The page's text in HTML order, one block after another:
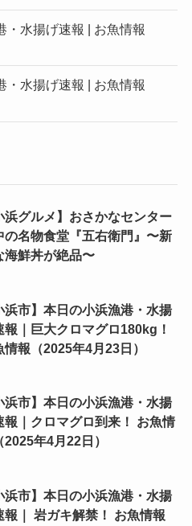
・水揚げ速報 | お魚情報
・水揚げ速報 | お魚情報
浜グルメ】おさかなセンター
の名物食堂『五右衛門』〜新
海鮮丼が絶品〜
浜市】本日の小浜漁港・水揚
報｜巨大クロマグロ180kg！
情報（2025年4月23日）
浜市】本日の小浜漁港・水揚
報｜クロマグロ到来！ お魚情
2025年4月22日）
浜市】本日の小浜漁港・水揚
報｜ 岩ガキ解禁！ お魚情報